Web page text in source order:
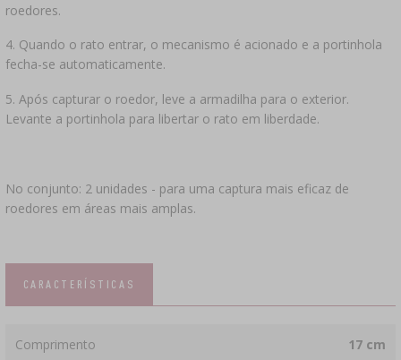
roedores.
4. Quando o rato entrar, o mecanismo é acionado e a portinhola
fecha-se automaticamente.
5. Após capturar o roedor, leve a armadilha para o exterior.
Levante a portinhola para libertar o rato em liberdade.
No conjunto: 2 unidades - para uma captura mais eficaz de
roedores em áreas mais amplas.
CARACTERÍSTICAS
Comprimento 17 cm